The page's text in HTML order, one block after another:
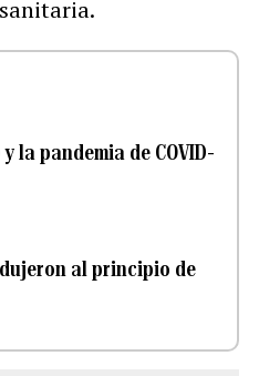
la pandemia de COVID-
al principio de